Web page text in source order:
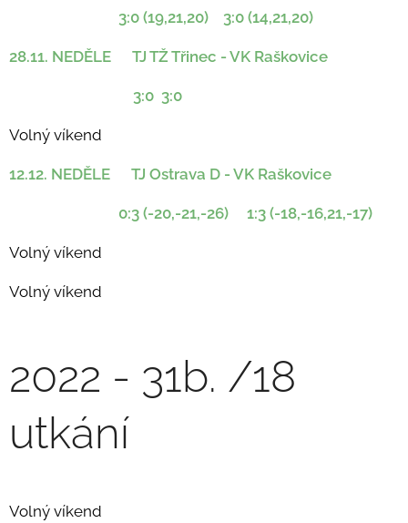
3:0 (19,21,20) 3:0 (14,21,20)
28.11. NEDĚLE TJ TŽ Třinec - VK Raškovice
3:0 3:0
Volný víkend
12.12. NEDĚLE TJ Ostrava D - VK Raškovice
0:3 (-20,-21,-26) 1:3 (-18,-16,21,-17)
Volný víkend
Volný víkend
2022 - 31b. /18
utkání
Volný víkend